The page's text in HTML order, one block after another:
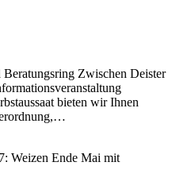
Beratungsring Zwischen Deister
bieten wir Ihnen